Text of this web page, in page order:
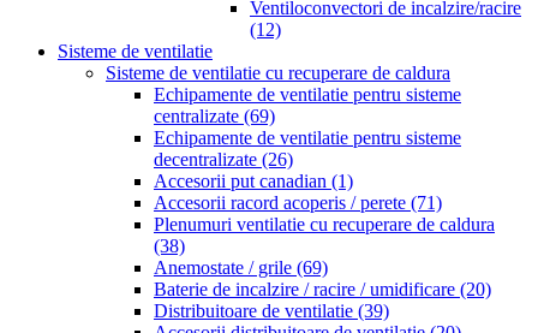
Ventiloconvectori de incalzire/racire
(12)
Sisteme de ventilatie
Sisteme de ventilatie cu recuperare de caldura
Echipamente de ventilatie pentru sisteme
centralizate (69)
Echipamente de ventilatie pentru sisteme
decentralizate (26)
Accesorii put canadian (1)
Accesorii racord acoperis / perete (71)
Plenumuri ventilatie cu recuperare de caldura
(38)
Anemostate / grile (69)
Baterie de incalzire / racire / umidificare (20)
Distribuitoare de ventilatie (39)